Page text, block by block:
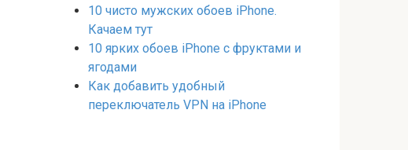
10 чисто мужских обоев iPhone.
Качаем тут
10 ярких обоев iPhone с фруктами и
ягодами
Как добавить удобный
переключатель VPN на iPhone